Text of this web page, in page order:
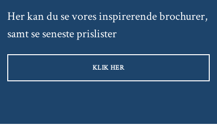
Her kan du se vores inspirerende brochurer,
samt se seneste prislister
KLIK HER